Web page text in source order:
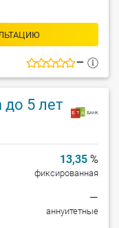
—
до 5 лет
13,35 %
фиксированная
—
аннуитетные